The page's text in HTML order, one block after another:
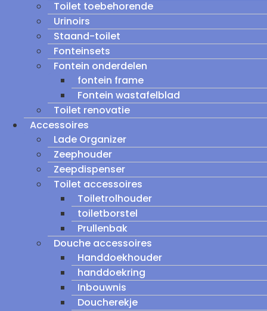
Toilet toebehorende
Urinoirs
Staand-toilet
Fonteinsets
Fontein onderdelen
fontein frame
Fontein wastafelblad
Toilet renovatie
Accessoires
Lade Organizer
Zeephouder
Zeepdispenser
Toilet accessoires
Toiletrolhouder
toiletborstel
Prullenbak
Douche accessoires
Handdoekhouder
handdoekring
Inbouwnis
Doucherekje